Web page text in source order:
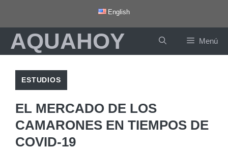
contenido
English
AQUAHOY Menú
ESTUDIOS
EL MERCADO DE LOS
CAMARONES EN TIEMPOS DE
COVID-19